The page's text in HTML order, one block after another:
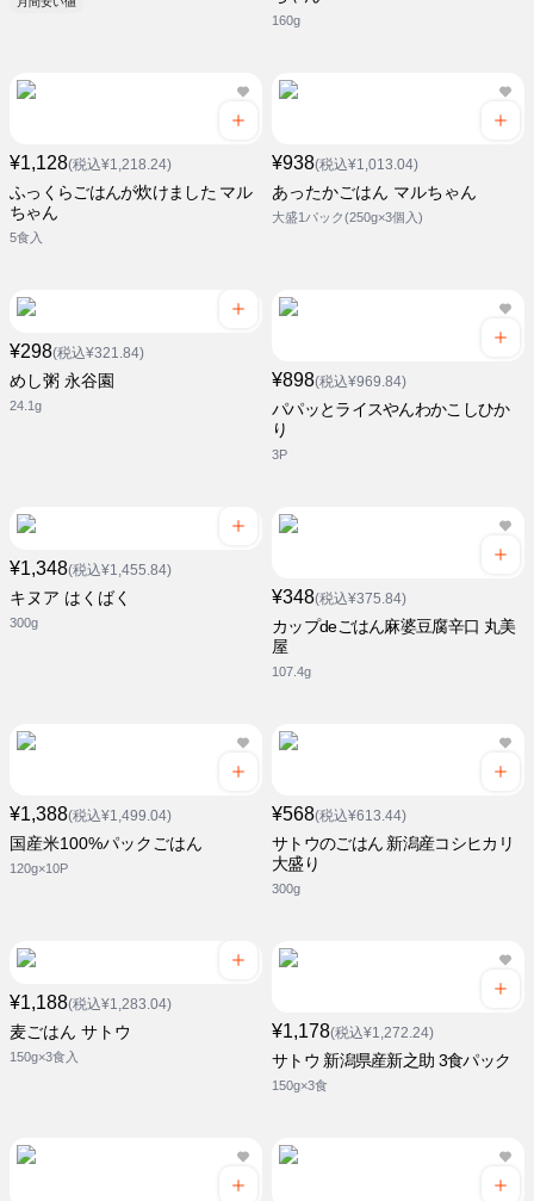
160g
¥1,128(税込¥1,218.24)
ふっくらごはんが炊けました マル
ちゃん
5食入
¥938(税込¥1,013.04)
あったかごはん マルちゃん
大盛1パック(250g×3個入)
¥298(税込¥321.84)
めし粥 永谷園
24.1g
¥898(税込¥969.84)
パパッとライスやんわかこしひか
り
3P
¥1,348(税込¥1,455.84)
キヌア はくばく
300g
¥348(税込¥375.84)
カップdeごはん麻婆豆腐辛口 丸美
屋
107.4g
¥1,388(税込¥1,499.04)
国産米100%パックごはん
120g×10P
¥568(税込¥613.44)
サトウのごはん 新潟産コシヒカリ
大盛り
300g
¥1,188(税込¥1,283.04)
麦ごはん サトウ
150g×3食入
¥1,178(税込¥1,272.24)
サトウ 新潟県産新之助 3食パック
150g×3食